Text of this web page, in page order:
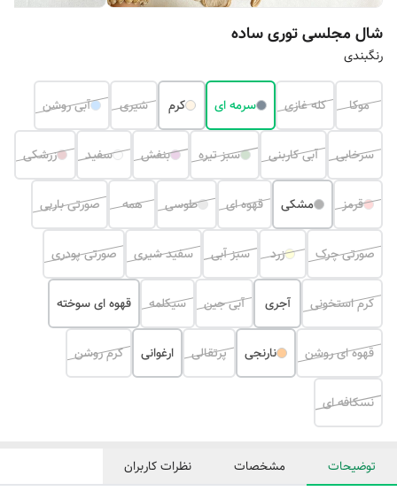
شال مجلسی توری ساده
رنگبندی
موکا کله غازی سرمه ای کرم شیری آبی روشن
سرخابی آبی کاربنی سبز تیره بنفش سفید زرشکی
قرمز مشکی قهوه ای طوسی همه صورتی باربی
صورتی چرک زرد سبز آبی سفید شیری صورتی پودری
کرم استخونی آجری آبی جین سیکلمه قهوه ای سوخته
قهوه ای روشن نارنجی پرتقالی ارغوانی کرم روشن
نسکافه ای
توضیحات مشخصات نظرات کاربران